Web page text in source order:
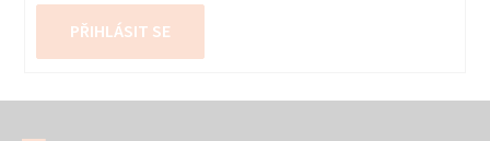
PŘIHLÁSIT SE